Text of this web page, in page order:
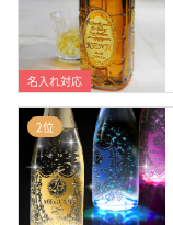
名入れ対応
2位